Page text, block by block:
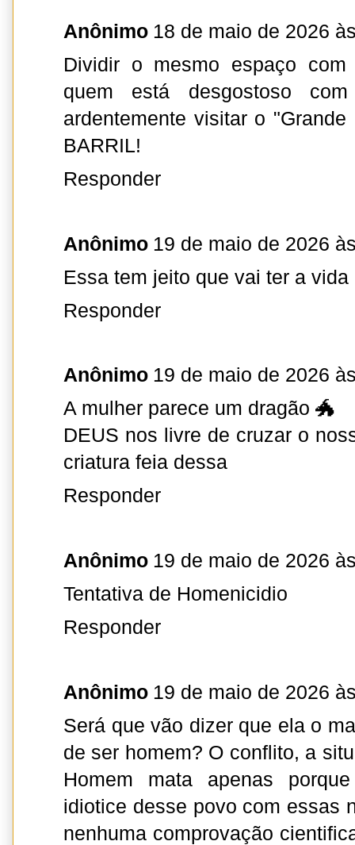
Anônimo 18 de maio de 2026
Dividir o mesmo espaço
quem está desgostoso
ardentemente visitar o
BARRIL!
Responder
Anônimo 19 de maio de 2026
Essa tem jeito que vai ter a vida
Responder
Anônimo 19 de maio de 2026
A mulher parece um dragão 🐲
DEUS nos livre de cruzar o
criatura feia dessa
Responder
Anônimo 19 de maio de 2026
Tentativa de Homenicidio
Responder
Anônimo 19 de maio de 2026
Será que vão dizer que ela o
de ser homem? O conflito, a
Homem mata apenas
idiotice desse povo com essas
nenhuma comprovação